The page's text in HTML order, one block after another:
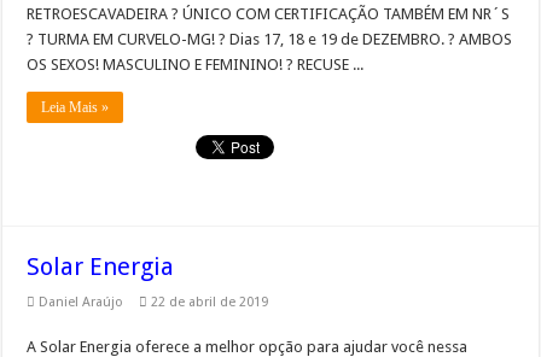
RETROESCAVADEIRA ? ÚNICO COM CERTIFICAÇÃO TAMBÉM EM NR´S
? TURMA EM CURVELO-MG! ? Dias 17, 18 e 19 de DEZEMBRO. ? AMBOS
OS SEXOS! MASCULINO E FEMININO! ? RECUSE ...
Leia Mais »
Solar Energia
Daniel Araújo 22 de abril de 2019
A Solar Energia oferece a melhor opção para ajudar você nessa